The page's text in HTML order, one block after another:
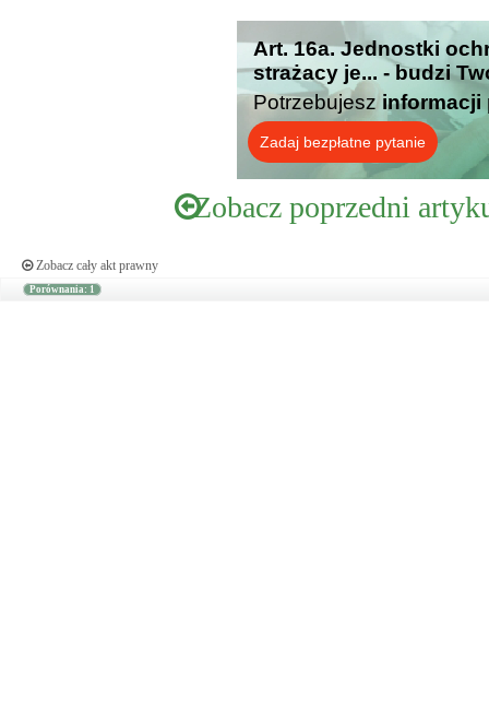
Art. 16a. Jednostki
strażacy je... - budzi
Potrzebujesz informacji
Zadaj bezpłatne pytanie
Zobacz poprzedni
Zobacz cały akt prawny
Porównania: 1